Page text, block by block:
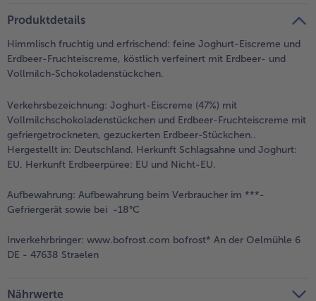
Produktdetails
Himmlisch fruchtig und erfrischend: feine Joghurt-Eiscreme und
Erdbeer-Fruchteiscreme, köstlich verfeinert mit Erdbeer- und
Vollmilch-Schokoladenstückchen.
Verkehrsbezeichnung: Joghurt-Eiscreme (47%) mit
Vollmilchschokoladenstückchen und Erdbeer-Fruchteiscreme mit
gefriergetrockneten, gezuckerten Erdbeer-Stückchen..
Hergestellt in: Deutschland. Herkunft Schlagsahne und Joghurt:
EU. Herkunft Erdbeerpüree: EU und Nicht-EU.
Aufbewahrung: Aufbewahrung beim Verbraucher im ***-
Gefriergerät sowie bei -18°C
Inverkehrbringer: www.bofrost.com bofrost* An der Oelmühle 6
DE - 47638 Straelen
Nährwerte